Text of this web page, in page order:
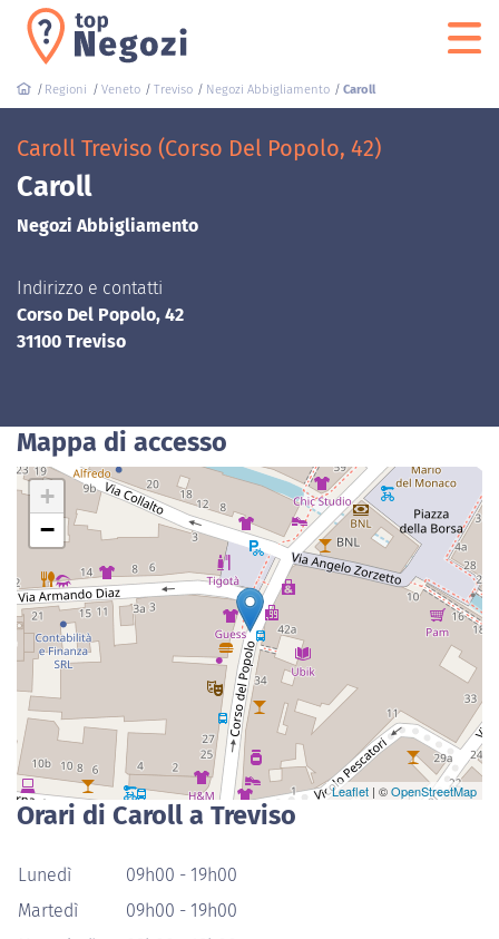
Regioni Veneto Treviso Negozi Abbigliamento Caroll
Caroll Treviso (Corso Del Popolo, 42)
Caroll
Negozi Abbigliamento
Indirizzo e contatti
Corso Del Popolo, 42
31100 Treviso
Mappa di accesso
+
−
Leaflet | ©OpenStreetMap
Orari di Caroll a Treviso
Lunedì
09h00 - 19h00
Martedì
09h00 - 19h00